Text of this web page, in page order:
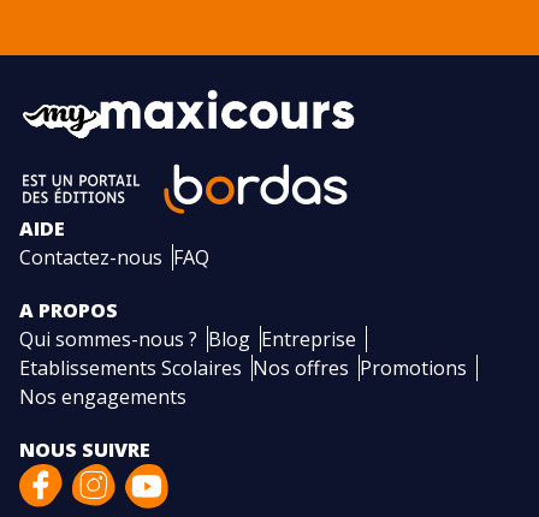
AIDE
Contactez-nous FAQ
A PROPOS
Qui sommes-nous ? Blog Entreprise
Etablissements Scolaires Nos offres Promotions
Nos engagements
NOUS SUIVRE